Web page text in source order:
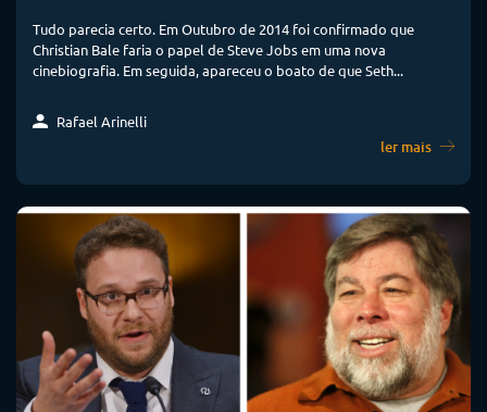
Tudo parecia certo. Em Outubro de 2014 foi confirmado que
Christian Bale faria o papel de Steve Jobs em uma nova
cinebiografia. Em seguida, apareceu o boato de que Seth...
Rafael Arinelli
ler mais